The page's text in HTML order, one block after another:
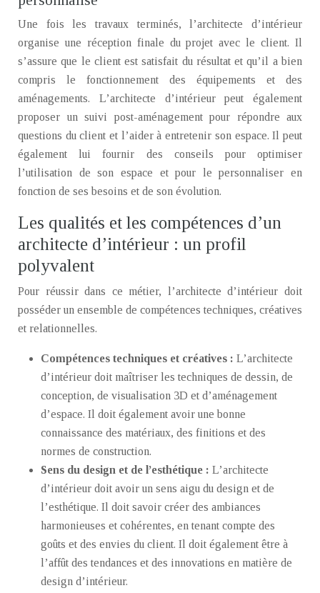
Une fois les travaux terminés, l’architecte d’intérieur
organise une réception finale du projet avec le client. Il
s’assure que le client est satisfait du résultat et qu’il a bien
compris le fonctionnement des équipements et des
aménagements. L’architecte d’intérieur peut également
proposer un suivi post-aménagement pour répondre aux
questions du client et l’aider à entretenir son espace. Il peut
également lui fournir des conseils pour optimiser
l’utilisation de son espace et pour le personnaliser en
fonction de ses besoins et de son évolution.
Les qualités et les compétences d’un
architecte d’intérieur : un profil
polyvalent
Pour réussir dans ce métier, l’architecte d’intérieur doit
posséder un ensemble de compétences techniques, créatives
et relationnelles.
Compétences techniques et créatives : L’architecte
d’intérieur doit maîtriser les techniques de dessin, de
conception, de visualisation 3D et d’aménagement
d’espace. Il doit également avoir une bonne
connaissance des matériaux, des finitions et des
normes de construction.
Sens du design et de l’esthétique : L’architecte
d’intérieur doit avoir un sens aigu du design et de
l’esthétique. Il doit savoir créer des ambiances
harmonieuses et cohérentes, en tenant compte des
goûts et des envies du client. Il doit également être à
l’affût des tendances et des innovations en matière de
design d’intérieur.